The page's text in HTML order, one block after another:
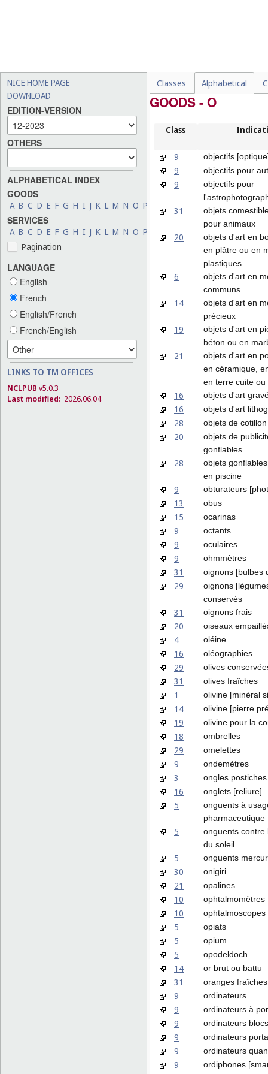
NICE HOME PAGE
DOWNLOAD
EDITION-VERSION
OTHERS
ALPHABETICAL INDEX
GOODS
A B C D E F G H I J K L M N O P W
SERVICES
A B C D E F G H I J K L M N O P V W Y
Pagination
LANGUAGE
English
French
English/French
French/English
LINKS TO TM OFFICES
NCLPUB v5.0.3
Last modified: 2026.06.04
Classes Alphabetical
GOODS - O
Class
9 objectifs
9 objectifs pour
9
objectifs pour
31
objets
pour animaux
20
objets d'art en
en plâtre ou en
plastiques
6
objets d'art en
communs
14
objets d'art en
précieux
19
objets d'art en
béton ou en
21
objets d'art en
en céramique,
en terre cuite ou
16 objets d'art
16 objets d'art
28 objets de cotillon
20
objets de
gonflables
28
objets
en piscine
9 obturateurs
13 obus
15 ocarinas
9 octants
9 oculaires
9 ohmmètres
31 oignons [bulbes
29
oignons
conservés
31 oignons frais
20 oiseaux
4 oléine
16 oléographies
29 olives
31 olives fraîches
1 olivine [minéral
14 olivine [pierre
19 olivine pour la
18 ombrelles
29 omelettes
9 ondemètres
3 ongles postiches
16 onglets [reliure]
5
onguents à
pharmaceutique
5
onguents contre
du soleil
5 onguents
30 onigiri
21 opalines
10 ophtalmomètres
10 ophtalmoscopes
5 opiats
5 opium
5 opodeldoch
14 or brut ou battu
31 oranges fraîches
9 ordinateurs
9 ordinateurs à
9 ordinateurs
9 ordinateurs
9 ordinateurs
9 ordiphones